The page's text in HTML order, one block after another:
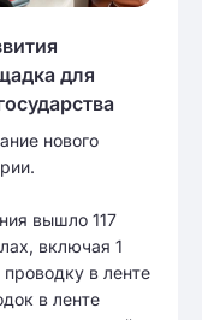
для
нового
вышло 117
включая 1
в ленте
в ленте